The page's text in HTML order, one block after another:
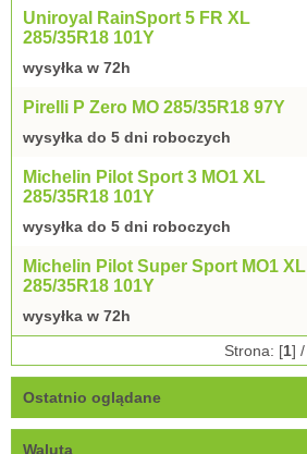
Uniroyal RainSport 5 FR XL
285/35R18 101Y
wysyłka w 72h
Pirelli P Zero MO 285/35R18 97Y
wysyłka do 5 dni roboczych
Michelin Pilot Sport 3 MO1 XL
285/35R18 101Y
wysyłka do 5 dni roboczych
Michelin Pilot Super Sport MO1 XL
285/35R18 101Y
wysyłka w 72h
Strona: [1] /
Ostatnio oglądane
Waluta